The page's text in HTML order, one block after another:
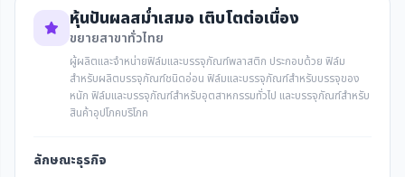
หุ้นปันผลสม่ำเสมอ เติบโตต่อเนื่อง
ขยายสาขาทั่วไทย
ผู้ผลิตและจำหน่ายฟิล์มและบรรจุภัณฑ์พลาสติก ประกอบด้วย ฟิล์ม
สำหรับผลิตบรรจุภัณฑ์ชนิดอ่อน ฟิล์มและบรรจุภัณฑ์สำหรับบรรจุของ
หนัก ฟิล์มและบรรจุภัณฑ์สำหรับอุตสาหกรรมทั่วไป และบรรจุภัณฑ์สำหรับ
สินค้าอุปโภคบริโภค
ลักษณะธุรกิจ